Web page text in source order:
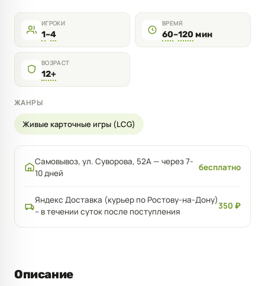
ИГРОКИ
1–4
ВРЕМЯ
60–120 мин
ВОЗРАСТ
12+
ЖАНРЫ
Живые карточные игры (LCG)
Самовывоз, ул. Суворова, 52А — через 7-
10 дней
бесплатно
Яндекс Доставка (курьер по Ростову-на-Дону)
– в течении суток после поступления
350 ₽
Описание